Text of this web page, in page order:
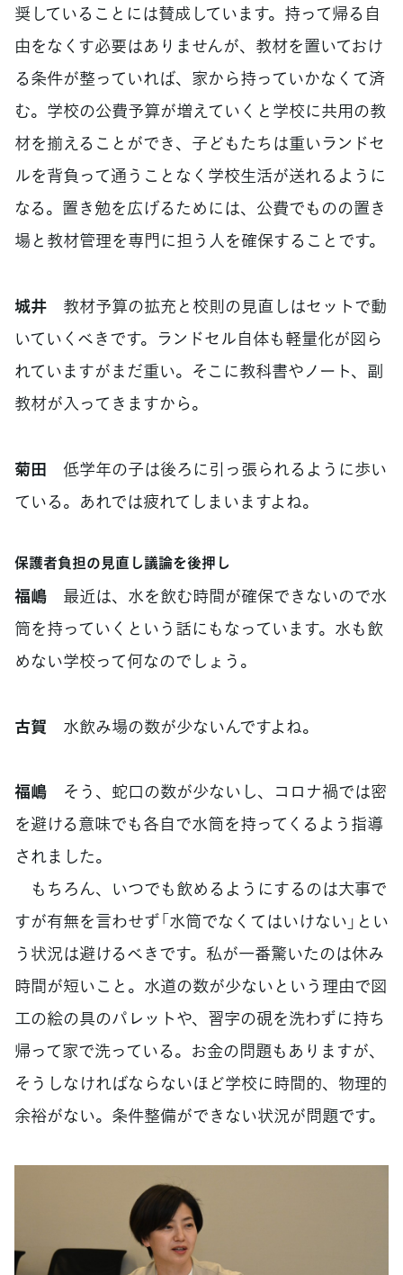
奨していることには賛成しています。持って帰る自
由をなくす必要はありませんが、教材を置いておけ
る条件が整っていれば、家から持っていかなくて済
む。学校の公費予算が増えていくと学校に共用の教
材を揃えることができ、子どもたちは重いランドセ
ルを背負って通うことなく学校生活が送れるように
なる。置き勉を広げるためには、公費でものの置き
場と教材管理を専門に担う人を確保することです。
城井 教材予算の拡充と校則の見直しはセットで動
いていくべきです。ランドセル自体も軽量化が図ら
れていますがまだ重い。そこに教科書やノート、副
教材が入ってきますから。
菊田 低学年の子は後ろに引っ張られるように歩い
ている。あれでは疲れてしまいますよね。
保護者負担の見直し議論を後押し
福嶋 最近は、水を飲む時間が確保できないので水
筒を持っていくという話にもなっています。水も飲
めない学校って何なのでしょう。
古賀 水飲み場の数が少ないんですよね。
福嶋 そう、蛇口の数が少ないし、コロナ禍では密
を避ける意味でも各自で水筒を持ってくるよう指導
されました。
もちろん、いつでも飲めるようにするのは大事で
すが有無を言わせず「水筒でなくてはいけない」とい
う状況は避けるべきです。私が一番驚いたのは休み
時間が短いこと。水道の数が少ないという理由で図
工の絵の具のパレットや、習字の硯を洗わずに持ち
帰って家で洗っている。お金の問題もありますが、
そうしなければならないほど学校に時間的、物理的
余裕がない。条件整備ができない状況が問題です。